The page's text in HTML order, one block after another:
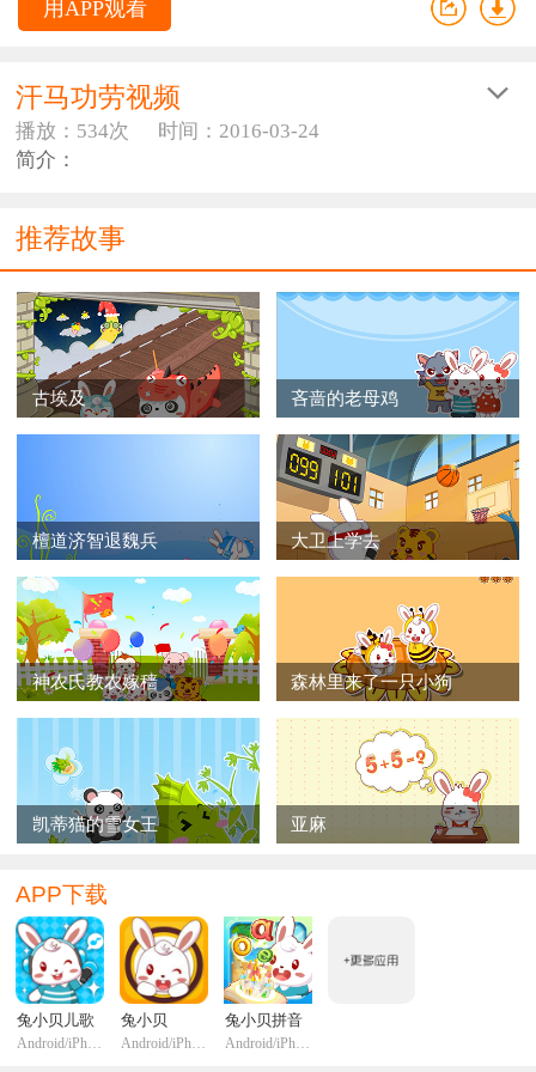
用APP观看
汗马功劳视频
播放：534次
时间：2016-03-24
简介：
推荐故事
古埃及 吝啬的老母鸡
檀道济智退魏兵 大卫上学去
神农氏教农嫁穑 森林里来了一只小狗
凯蒂猫的雪女王 亚麻
APP下载
兔小贝儿歌
Android/iPhone/iPadi
兔小贝
Android/iPhone/iPadi
兔小贝拼音
Android/iPhone/iPadi